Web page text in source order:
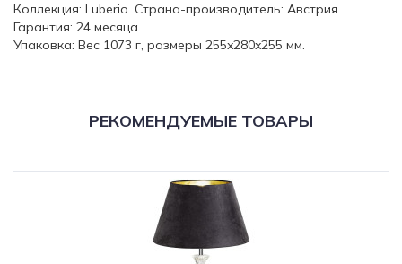
Коллекция: Luberio. Страна-производитель: Австрия.
Гарантия: 24 месяца.
Упаковка: Вес 1073 г, размеры 255x280x255 мм.
РЕКОМЕНДУЕМЫЕ ТОВАРЫ